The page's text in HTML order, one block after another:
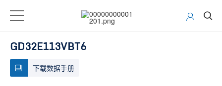
GD32E113VBT6
下载数据手册